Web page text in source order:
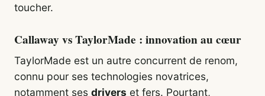
toucher.
Callaway vs TaylorMade : innovation au cœur
TaylorMade est un autre concurrent de renom,
connu pour ses technologies novatrices,
notamment ses drivers et fers. Pourtant,